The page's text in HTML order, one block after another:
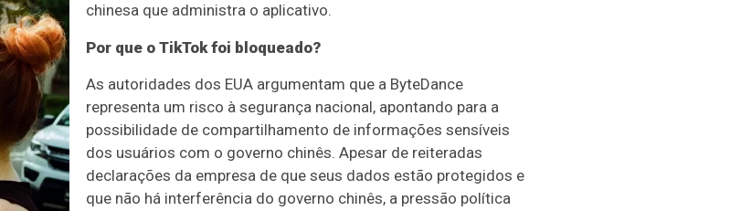
chinesa que administra o aplicativo.
Por que o TikTok foi bloqueado?
As autoridades dos EUA argumentam que a ByteDance
representa um risco à segurança nacional, apontando para a
possibilidade de compartilhamento de informações sensíveis
dos usuários com o governo chinês. Apesar de reiteradas
declarações da empresa de que seus dados estão protegidos e
que não há interferência do governo chinês, a pressão política